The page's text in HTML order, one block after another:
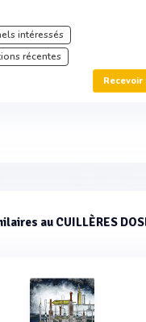
intéressés
récentes
Recevoir
au CUILLÈRES